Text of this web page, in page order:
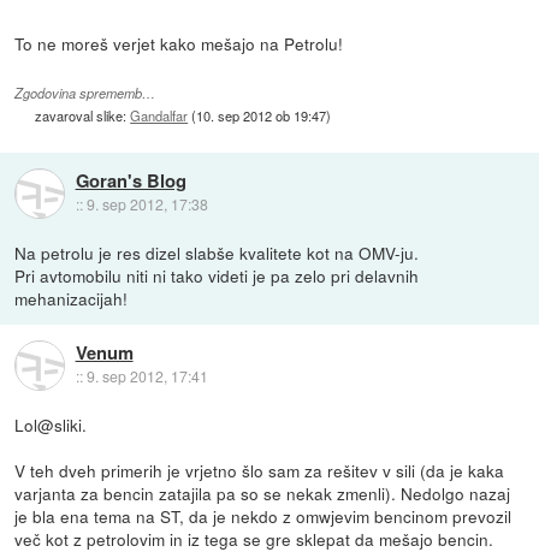
To ne moreš verjet kako mešajo na Petrolu!
Zgodovina sprememb…
zavaroval slike:Gandalfar(10. sep 2012 ob 19:47)
Goran's Blog
::9. sep 2012, 17:38
Na petrolu je res dizel slabše kvalitete kot na OMV-ju.
Pri avtomobilu niti ni tako videti je pa zelo pri delavnih
mehanizacijah!
Venum
::9. sep 2012, 17:41
Lol@sliki.
V teh dveh primerih je vrjetno šlo sam za rešitev v sili (da je kaka
varjanta za bencin zatajila pa so se nekak zmenli). Nedolgo nazaj
je bla ena tema na ST, da je nekdo z omwjevim bencinom prevozil
več kot z petrolovim in iz tega se gre sklepat da mešajo bencin.